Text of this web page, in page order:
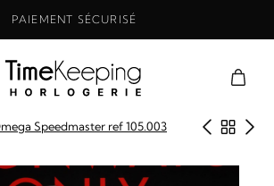
PAIEMENT SÉCURISÉ
Speedmaster ref 105.003